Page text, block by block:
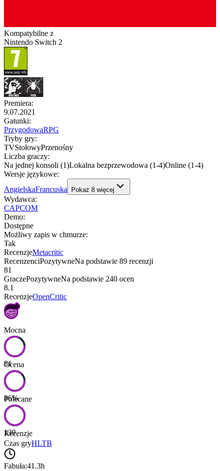
Kompatybilne z
Nintendo Switch 2
Premiera:
9.07.2021
Gatunki:
PrzygodowaRPG
Tryby gry:
TVStołowyPrzenośny
Liczba graczy:
Na jednej konsoli (1)Lokalna bezprzewodowa (1-4)Online (1-4)
Wersje językowe:
AngielskaFrancuska Pokaż 8 więcej
Wydawca:
CAPCOM
Demo:
Dostępne
Możliwy zapis w chmurze:
Tak
RecenzjeMetacritic
RecenzenciPozytywneNa podstawie 89 recenzji
81
GraczePozytywneNa podstawie 240 ocen
8.1
RecenzjeOpenCritic
Mocna
81
Ocena
86%
Polecane
139
Recenzje
Czas gryHLTB
Fabuła:41.3h